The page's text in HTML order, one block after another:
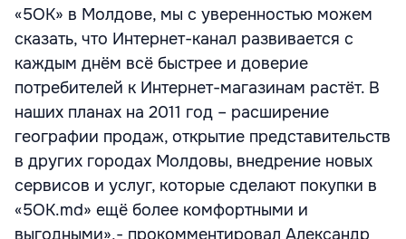
«5OK» в Молдове, мы с уверенностью можем
сказать, что Интернет-канал развивается с
каждым днём всё быстрее и доверие
потребителей к Интернет-магазинам растёт. В
наших планах на 2011 год – расширение
географии продаж, открытие представительств
в других городах Молдовы, внедрение новых
сервисов и услуг, которые сделают покупки в
«5OK.md» ещё более комфортными и
выгодными»,- прокомментировал Александр